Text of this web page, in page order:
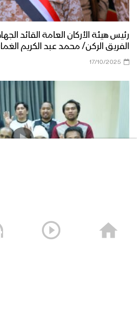
رئيس هيئة الأركان العامة القائد
الفريق الركن/ محمد عبد الكريم
17/10/2025
التي اغرقتها القوات المسلحة